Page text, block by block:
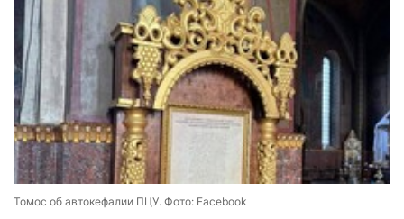
Томос об автокефалии ПЦУ. Фото: Facebook